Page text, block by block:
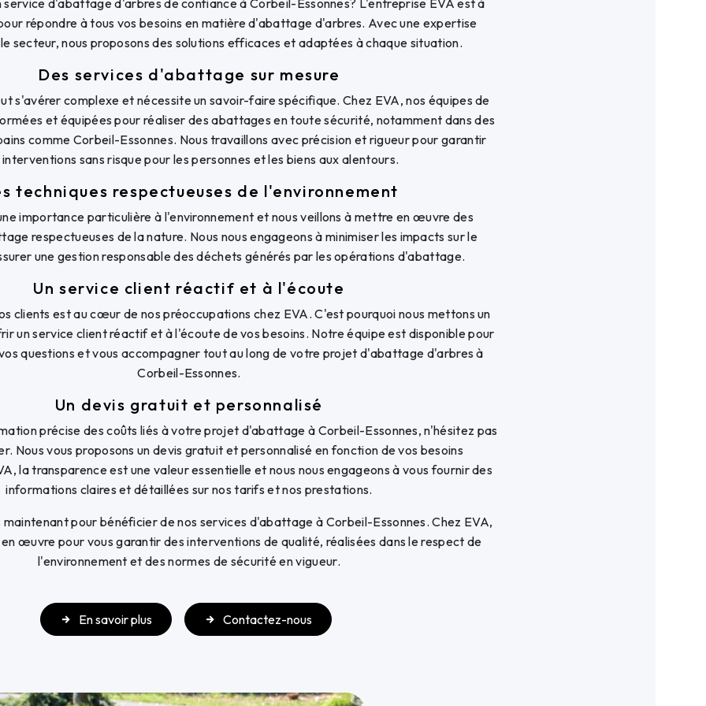
service d'abattage d'arbres de confiance à Corbeil-Essonnes? L'entreprise EVA est à
répondre à tous vos besoins en matière d'abattage d'arbres. Avec une expertise
secteur, nous proposons des solutions efficaces et adaptées à chaque situation.
Des services d'abattage sur mesure
s'avérer complexe et nécessite un savoir-faire spécifique. Chez EVA, nos équipes de
et équipées pour réaliser des abattages en toute sécurité, notamment dans des
comme Corbeil-Essonnes. Nous travaillons avec précision et rigueur pour garantir
sans risque pour les personnes et les biens aux alentours.
techniques respectueuses de l'environnement
importance particulière à l'environnement et nous veillons à mettre en œuvre des
respectueuses de la nature. Nous nous engageons à minimiser les impacts sur le
une gestion responsable des déchets générés par les opérations d'abattage.
Un service client réactif et à l'écoute
clients est au cœur de nos préoccupations chez EVA. C'est pourquoi nous mettons un
un service client réactif et à l'écoute de vos besoins. Notre équipe est disponible pour
questions et vous accompagner tout au long de votre projet d'abattage d'arbres à
Corbeil-Essonnes.
Un devis gratuit et personnalisé
précise des coûts liés à votre projet d'abattage à Corbeil-Essonnes, n'hésitez pas
Nous vous proposons un devis gratuit et personnalisé en fonction de vos besoins
la transparence est une valeur essentielle et nous nous engageons à vous fournir des
informations claires et détaillées sur nos tarifs et nos prestations.
pour bénéficier de nos services d'abattage à Corbeil-Essonnes. Chez EVA,
œuvre pour vous garantir des interventions de qualité, réalisées dans le respect de
l'environnement et des normes de sécurité en vigueur.
En savoir plus Contactez-nous